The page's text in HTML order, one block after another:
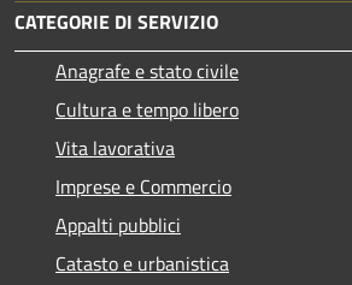
CATEGORIE DI SERVIZIO
Anagrafe e stato civile
Cultura e tempo libero
Vita lavorativa
Imprese e Commercio
Appalti pubblici
Catasto e urbanistica